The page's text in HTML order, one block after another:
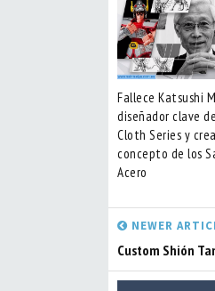
Fallece Katsushi
diseñador clave
Cloth Series y
concepto de los
Acero
NEWER
Custom Shión